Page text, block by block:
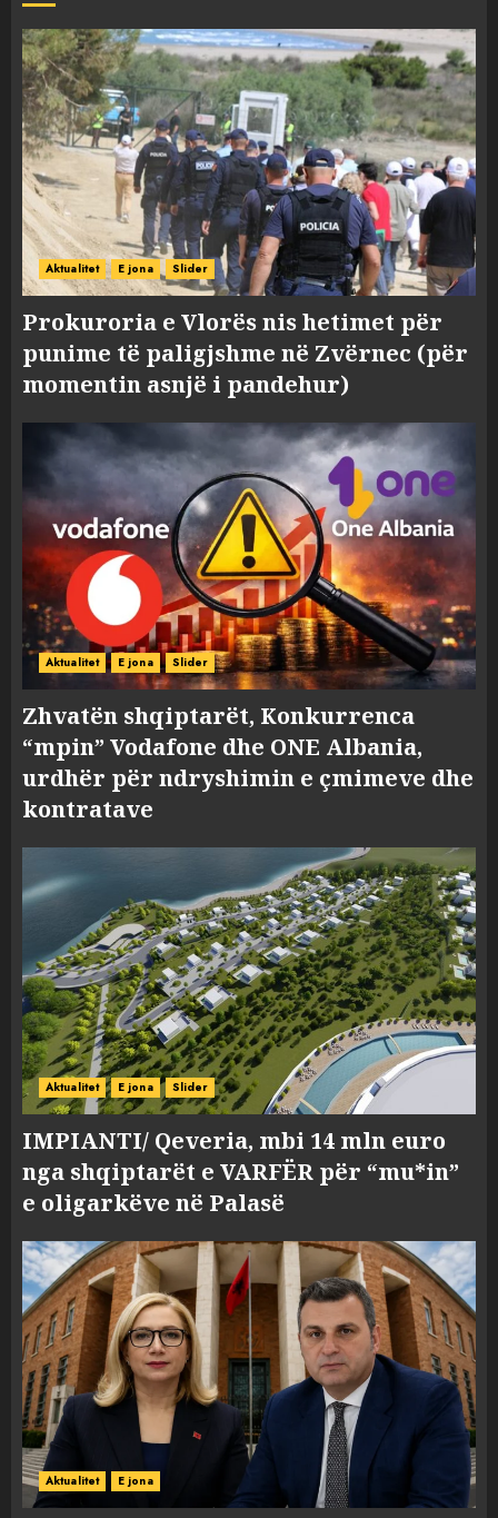
Aktualitet E jona Slider
Prokuroria e Vlorës nis hetimet për
punime të paligjshme në Zvërnec (për
momentin asnjë i pandehur)
Aktualitet E jona Slider
Zhvatën shqiptarët, Konkurrenca
“mpin” Vodafone dhe ONE Albania,
urdhër për ndryshimin e çmimeve dhe
kontratave
Aktualitet E jona Slider
IMPIANTI/ Qeveria, mbi 14 mln euro
nga shqiptarët e VARFËR për “mu*in”
e oligarkëve në Palasë
Aktualitet E jona